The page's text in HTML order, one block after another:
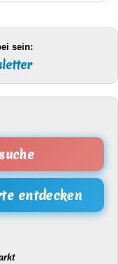
sein:
entdecken